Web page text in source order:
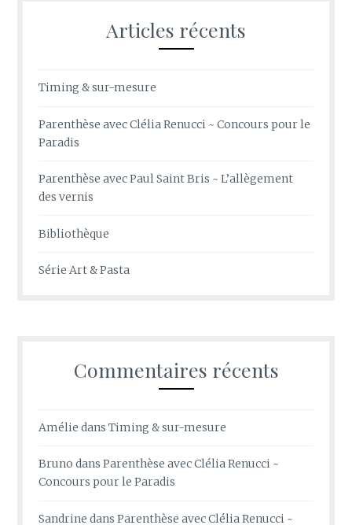
Articles récents
Timing & sur-mesure
Parenthèse avec Clélia Renucci ~ Concours pour le
Paradis
Parenthèse avec Paul Saint Bris ~ L’allègement
des vernis
Bibliothèque
Série Art & Pasta
Commentaires récents
Amélie dansTiming & sur-mesure
Bruno dansParenthèse avec Clélia Renucci ~
Concours pour le Paradis
Sandrine dansParenthèse avec Clélia Renucci ~